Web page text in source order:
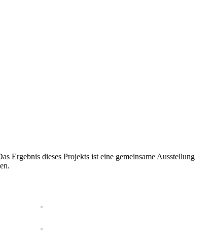
Ergebnis dieses Projekts ist eine gemeinsame Ausstellung